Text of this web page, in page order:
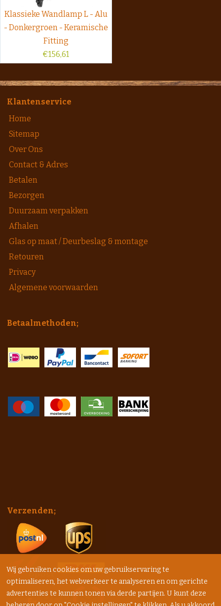
Klassieke Wandlamp L - Alu
- Donkergroen - Keramische
Fitting
€156,61
Klantenservice
Home
Sitemap
Over Ons
Contact & Adres
Betalen
Bezorgen
Duurzaam verpakken
Afhalen
Glas op maat / Deurbeslag & montage
Retouren
Privacy
Algemene voorwaarden
Betaalmethoden;
Verzenden;
Wij gebruiken cookies om uw gebruikservaring te
optimaliseren, het webverkeer te analyseren en om gerichte
advertenties te kunnen tonen via derde partijen. U kunt deze